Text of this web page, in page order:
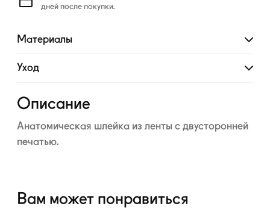
дней после покупки.
Материалы
Развернуть
Уход
Развернуть
Описание
Анатомическая шлейка из ленты с двусторонней
печатью.
Вам может понравиться